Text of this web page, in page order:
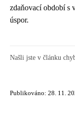
zdaňovací období s
úspor.
Našli jste v článku
Publikováno: 28. 11.